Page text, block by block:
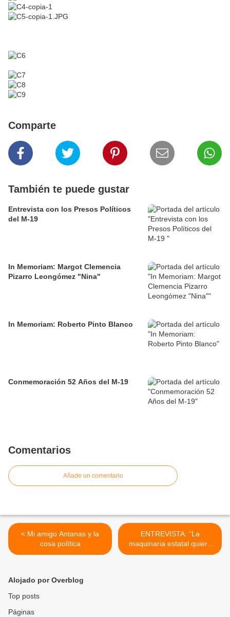
Comparte
También te puede gustar
Entrevista con los Presos Políticos
del M-19
In Memoriam: Margot Clemencia
Pizarro Leongómez "Nina"
In Memoriam: Roberto Pinto Blanco
Conmemoración 52 Años del M-19
Comentarios
Añade un comentario
< Mi amigo Antanas y la
cosa política
ENTREVISTA: “La
maquinaria estatal quiere
destruirnos” >
Alojado por Overblog
Top posts
Páginas